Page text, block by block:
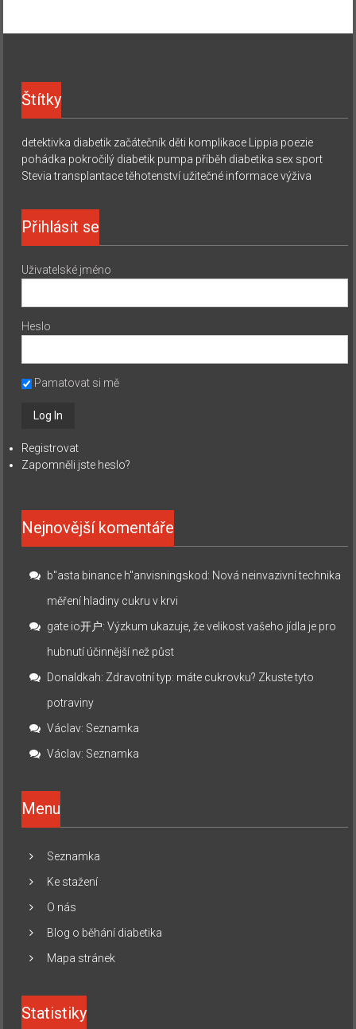
Štítky
detektivka diabetik začátečník děti komplikace Lippia poezie
pohádka pokročilý diabetik pumpa příběh diabetika sex sport
Stevia transplantace těhotenství užitečné informace výživa
Přihlásit se
Uživatelské jméno
Heslo
Pamatovat si mě
Registrovat
Zapomněli jste heslo?
Nejnovější komentáře
b"asta binance h"anvisningskod: Nová neinvazivní technika
měření hladiny cukru v krvi
gate io开户:Výzkum ukazuje, že velikost vašeho jídla je pro
hubnutí účinnější než půst
Donaldkah: Zdravotní typ: máte cukrovku? Zkuste tyto
potraviny
Václav: Seznamka
Václav: Seznamka
Menu
Seznamka
Ke stažení
O nás
Blog o běhání diabetika
Mapa stránek
Statistiky